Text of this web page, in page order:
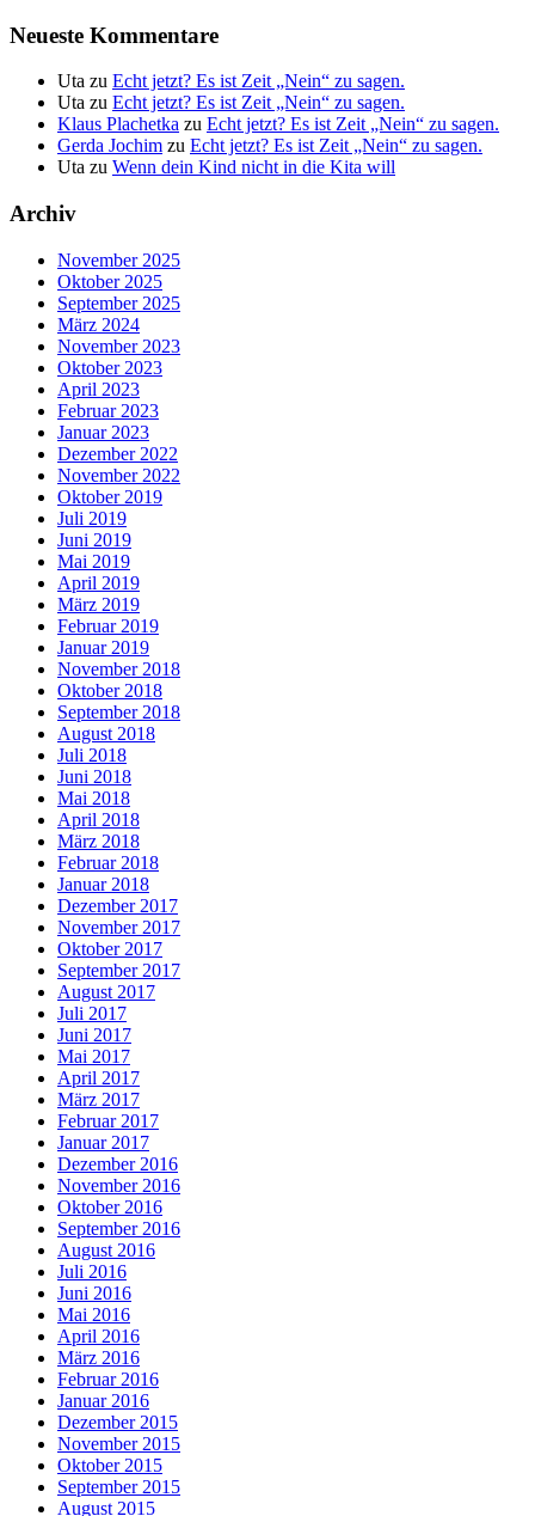
Neueste Kommentare
Uta zu Echt jetzt? Es ist Zeit „Nein“ zu sagen.
Uta zu Echt jetzt? Es ist Zeit „Nein“ zu sagen.
Klaus Plachetka zu Echt jetzt? Es ist Zeit „Nein“ zu sagen.
Gerda Jochim zu Echt jetzt? Es ist Zeit „Nein“ zu sagen.
Uta zu Wenn dein Kind nicht in die Kita will
Archiv
November 2025
Oktober 2025
September 2025
März 2024
November 2023
Oktober 2023
April 2023
Februar 2023
Januar 2023
Dezember 2022
November 2022
Oktober 2019
Juli 2019
Juni 2019
Mai 2019
April 2019
März 2019
Februar 2019
Januar 2019
November 2018
Oktober 2018
September 2018
August 2018
Juli 2018
Juni 2018
Mai 2018
April 2018
März 2018
Februar 2018
Januar 2018
Dezember 2017
November 2017
Oktober 2017
September 2017
August 2017
Juli 2017
Juni 2017
Mai 2017
April 2017
März 2017
Februar 2017
Januar 2017
Dezember 2016
November 2016
Oktober 2016
September 2016
August 2016
Juli 2016
Juni 2016
Mai 2016
April 2016
März 2016
Februar 2016
Januar 2016
Dezember 2015
November 2015
Oktober 2015
September 2015
August 2015